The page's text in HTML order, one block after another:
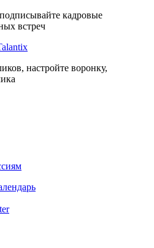
кадровые
встреч
настройте воронку,